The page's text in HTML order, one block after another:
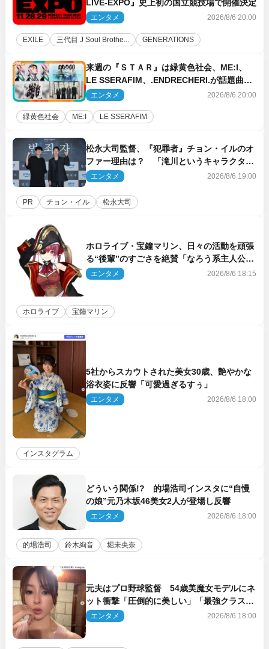
LIVE‐EXPO』史上初の国立競技場で開催決定
エンタメ 2026/8/6 20:00
EXILE 三代目 J Soul Brothe... GENERATIONS
来週の『ＳＴＡＲ』は緑黄色社会、ME:I、
LE SSERAFIM、.ENDRECHERI.が話題曲を
パフォーマンス！
エンタメ 2026/8/6 20:00
緑黄色社会 ME:I LE SSERAFIM
松永大司監督、『犯罪者』チョン・イルのオ
ファー理由は？ 「滝川というキャラクター
に出会えたことは本当に運が良かった」
エンタメ 2026/8/6 19:00
PR チョン・イル 松永大司
ホロライブ・宝鐘マリン、日々の活動を頑張
る“後輩”のすごさを絶賛「なろう系主人公ま
である」
エンタメ 2026/8/6 18:15
ホロライブ 宝鐘マリン
5社からスカウトされた美女30歳、艶やかな
浴衣姿に反響「可愛過ぎるすぅ」
エンタメ 2026/8/6 18:00
インスタグラム
どういう関係!? 的場浩司インスタに“自慢
の娘”元乃木坂46美女2人が登場し反響
エンタメ 2026/8/6 18:00
的場浩司 鈴木絢音 堀未央奈
元夫はプロ野球監督 54歳美魔女モデルにネ
ット衝撃「圧倒的に美しい」「最強クラス」
「うっとり」
エンタメ 2026/8/6 18:00